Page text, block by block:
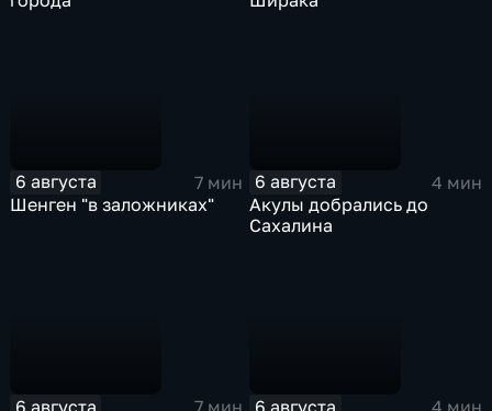
6 августа
7 мин
Шенген "в заложниках"
6 августа
4 мин
Акулы добрались до
Сахалина
6 августа 6 августа